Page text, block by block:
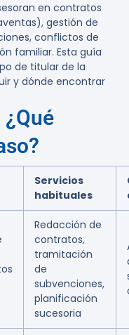
en contratos
gestión de
conflictos de
familiar. Esta guía
de titular de la
y dónde encontrar
Servicios
habituales
Redacción de
contratos,
tramitación
de
subvenciones,
planificación
sucesoria